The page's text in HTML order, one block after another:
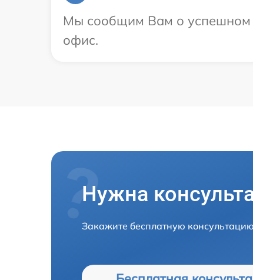
Мы сообщим Вам о успешном
офис.
Нужна
Закажите бесплатную консультацию